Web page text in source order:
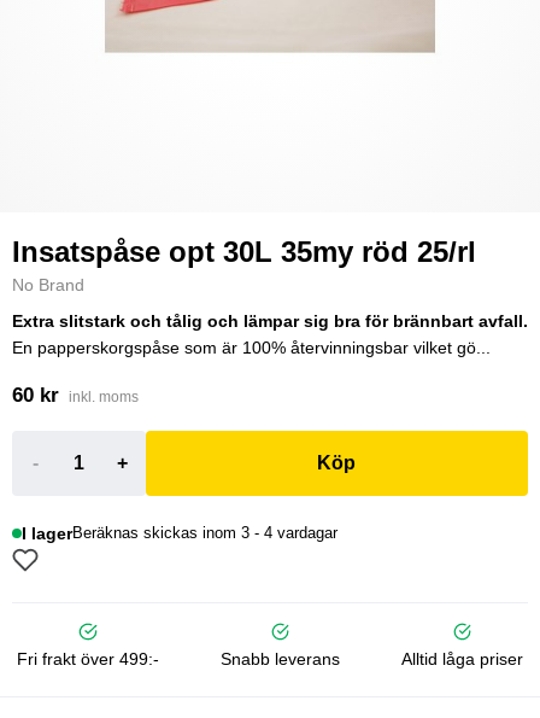
Insatspåse opt 30L 35my röd 25/rl
No Brand
Extra slitstark och tålig och lämpar sig bra för brännbart avfall.
En papperskorgspåse som är 100% återvinningsbar vilket gö...
60 kr inkl. moms
- + Köp
I lagerBeräknas skickas inom 3 - 4 vardagar
Fri frakt över 499:- Snabb leverans Alltid låga priser